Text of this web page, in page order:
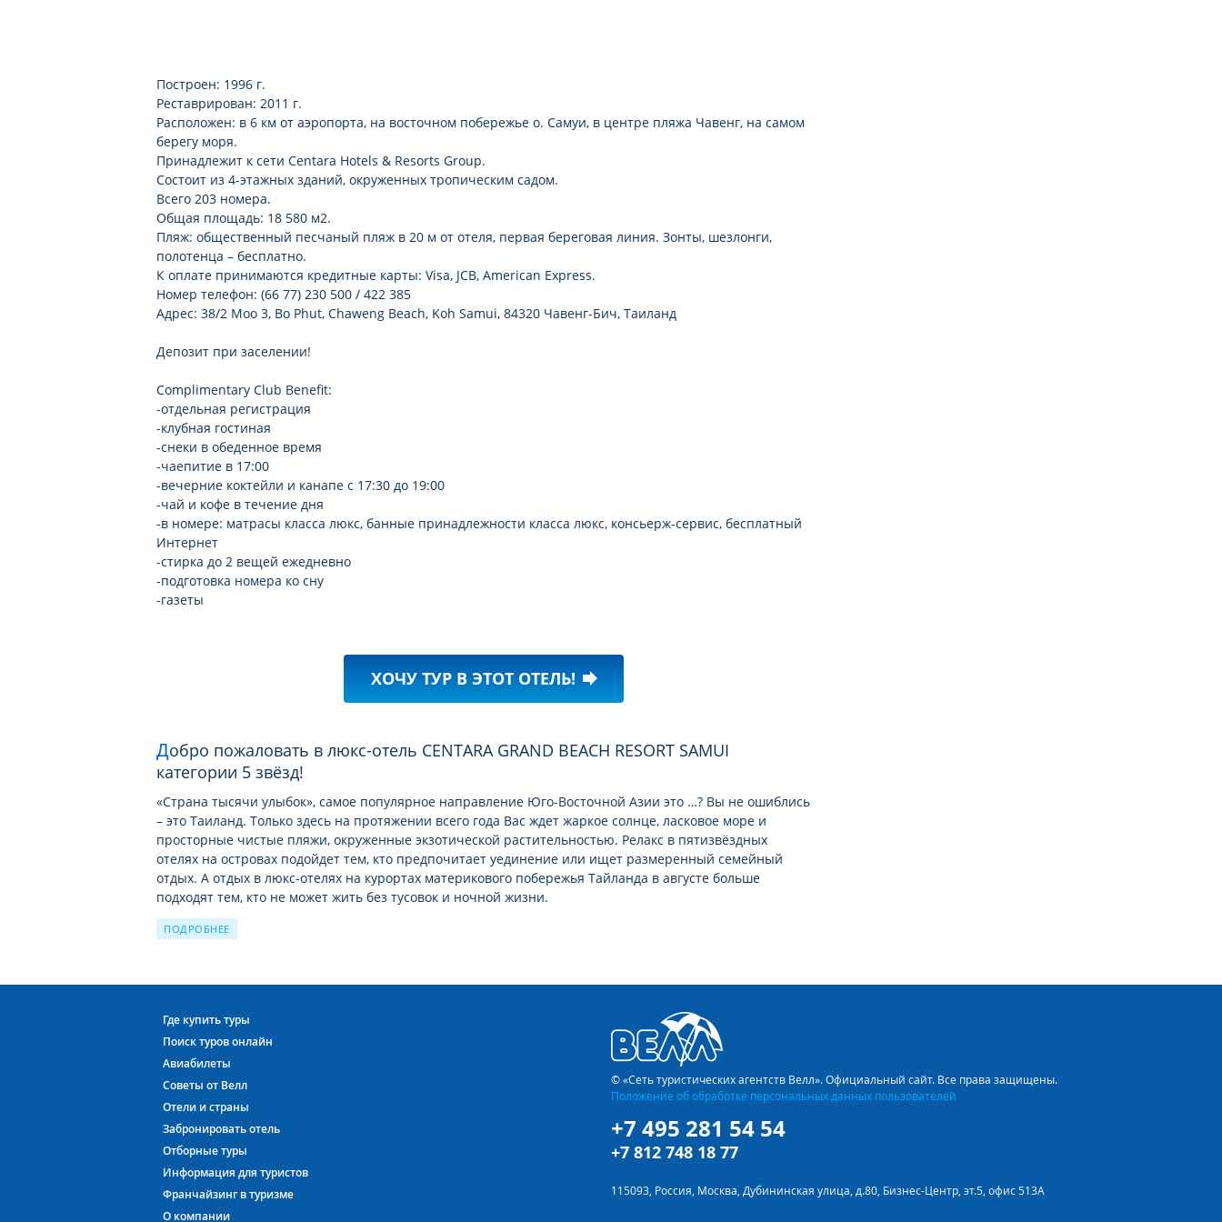
Построен: 1996 г.
Реставрирован: 2011 г.
Расположен: в 6 км от аэропорта, на восточном побережье о. Самуи, в центре пляжа Чавенг, на самом
берегу моря.
Принадлежит к сети Centara Hotels & Resorts Group.
Состоит из 4-этажных зданий, окруженных тропическим садом.
Всего 203 номера.
Общая площадь: 18 580 м2.
Пляж: общественный песчаный пляж в 20 м от отеля, первая береговая линия. Зонты, шезлонги,
полотенца – бесплатно.
К оплате принимаются кредитные карты: Visa, JCB, American Express.
Номер телефон: (66 77) 230 500 / 422 385
Адрес: 38/2 Moo 3, Bo Phut, Chaweng Beach, Koh Samui, 84320 Чавенг-Бич, Таиланд
Депозит при заселении!
Complimentary Club Benefit:
-отдельная регистрация
-клубная гостиная
-снеки в обеденное время
-чаепитие в 17:00
-вечерние коктейли и канапе с 17:30 до 19:00
-чай и кофе в течение дня
-в номере: матрасы класса люкс, банные принадлежности класса люкс, консьерж-сервис, бесплатный
Интернет
-стирка до 2 вещей ежедневно
-подготовка номера ко сну
-газеты
ХОЧУ ТУР В ЭТОТ ОТЕЛЬ! forward
Добро пожаловать в люкс-отель CENTARA GRAND BEACH RESORT SAMUI
категории 5 звёзд!
«Страна тысячи улыбок», самое популярное направление Юго-Восточной Азии это …? Вы не ошиблись
– это Таиланд. Только здесь на протяжении всего года Вас ждет жаркое солнце, ласковое море и
просторные чистые пляжи, окруженные экзотической растительностью. Релакс в пятизвёздных
отелях на островах подойдет тем, кто предпочитает уединение или ищет размеренный семейный
отдых. А отдых в люкс-отелях на курортах материкового побережья Тайланда в августe больше
подходят тем, кто не может жить без тусовок и ночной жизни.
Туры в отель CENTARA GRAND BEACH RESORT SAMUI 5*
интересующих Вас дат и продолжительности тура. Плюс-минус 2 ночи помогут поисковой системе
предложить вам наиболее выгодные предложения.
За время своей работы отель CENTARA GRAND BEACH RESORT SAMUI 5* принял уже немало
отдыхающих. Причиной этому не только высокий уровень сервиса и прекрасные условия для отдыха,
но и выгодное для туристов сочетание цены – качества. Благодаря этому путевка в CENTARA GRAND
BEACH RESORT SAMUI 5* из года в год продолжает пользоваться спросом.
Отдых в Тайланде c Велл
Андаманского моря, изобилие фруктов и удивительная тропическая природа.
ПОДРОБНЕЕ
Где купить туры
Поиск туров онлайн
Авиабилеты
Советы от Велл
Отели и страны
Забронировать отель
Отборные туры
Информация для туристов
Франчайзинг в туризме
О компании
© «Сеть туристических агентств Велл». Официальный сайт. Все права защищены.
Положение об обработке персональных данных пользователей
+7 495 281 54 54
+7 812 748 18 77
115093, Россия, Москва, Дубининская улица, д.80, Бизнес-Центр, эт.5, офис 513А